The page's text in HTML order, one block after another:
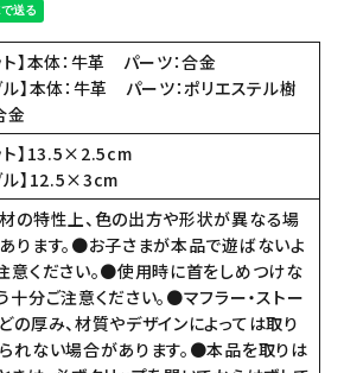
ト】本体：牛革 パーツ：合金
ル】本体：牛革 パーツ：ポリエステル樹
金
ト】13.5×2.5cm
ル】12.5×3cm
の特性上、色の出方や形状が異なる場
ります。●お子さまが本品で遊ばないよ
意ください。●使用時に首をしめつけな
十分ご注意ください。●マフラー・ストー
の厚み、材質やデザインによっては取り
れない場合があります。●本品を取りは